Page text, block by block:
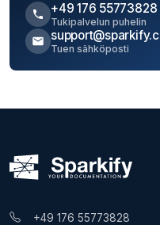
+49 176 55773828
Tukipalvelun puhelin
Tuen sähköposti
+49 176 55773828